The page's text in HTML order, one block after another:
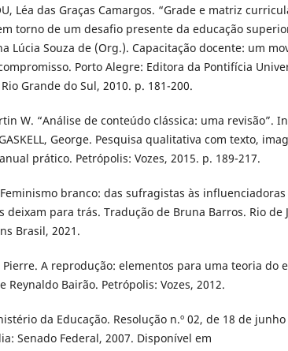
Léa das Graças Camargos. “Grade e matriz
torno de um desafio presente da educação
Lúcia Souza de (Org.). Capacitação docente: um
Porto Alegre: Editora da Pontifícia
Grande do Sul, 2010. p. 181-200.
W. “Análise de conteúdo clássica: uma revisão”.
George. Pesquisa qualitativa com texto,
prático. Petrópolis: Vozes, 2015. p. 189-217.
Feminismo branco: das sufragistas às
deixam para trás. Tradução de Bruna Barros. Rio de
Brasil, 2021.
Pierre. A reprodução: elementos para uma teoria do
Reynaldo Bairão. Petrópolis: Vozes, 2012.
da Educação. Resolução n.º 02, de 18 de
Senado Federal, 2007. Disponível em